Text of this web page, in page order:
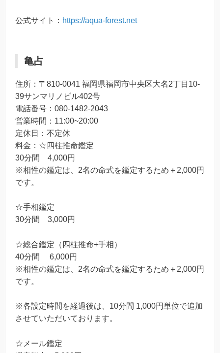
公式サイト： https://aqua-forest.net
亀占
住所：〒810-0041 福岡県福岡市中央区大名2丁目10-
39サンマリノビル402号
電話番号：080-1482-2043
営業時間：11:00~20:00
定休日：不定休
料金：☆四柱推命鑑定
30分間 4,000円
※相性の鑑定は、2名の命式を鑑定するため＋2,000円
です。
☆手相鑑定
30分間 3,000円
☆総合鑑定（四柱推命+手相）
40分間 6,000円
※相性の鑑定は、2名の命式を鑑定するため＋2,000円
です。
※各設定時間を経過後は、10分間 1,000円単位で追加
させていただいております。
☆メール鑑定